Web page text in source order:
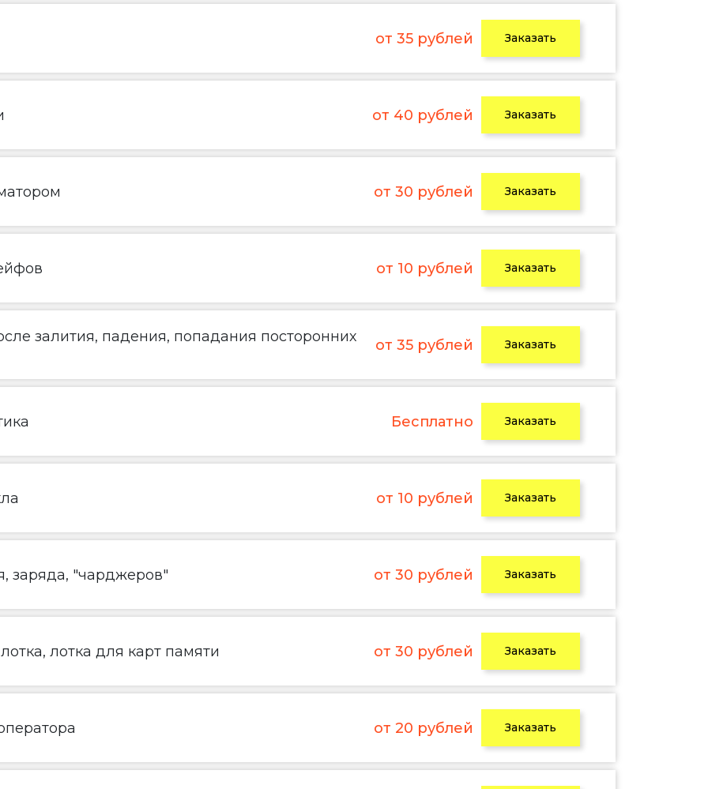
от 35 рублей Заказать
от 40 рублей Заказать
от 30 рублей Заказать
от 10 рублей Заказать
залития, падения, попадания посторонних от 35 рублей Заказать
Бесплатно Заказать
от 10 рублей Заказать
заряда, "чарджеров" от 30 рублей Заказать
лотка для карт памяти от 30 рублей Заказать
от 20 рублей Заказать